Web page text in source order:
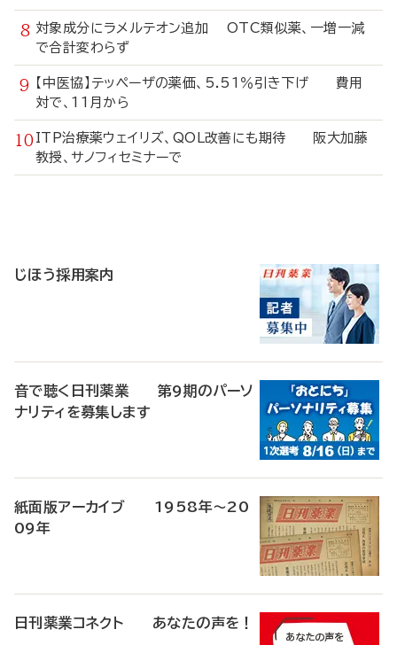
対象成分にラメルテオン追加 OTC類似薬、一増一減
で合計変わらず
【中医協】テッペーザの薬価、5.51％引き下げ 費用
対で、11月から
ITP治療薬ウェイリズ、QOL改善にも期待 阪大加藤
教授、サノフィセミナーで
じほう採用案内
音で聴く日刊薬業 第9期のパーソ
ナリティを募集します
紙面版アーカイブ 1958年～20
09年
日刊薬業コネクト あなたの声を！